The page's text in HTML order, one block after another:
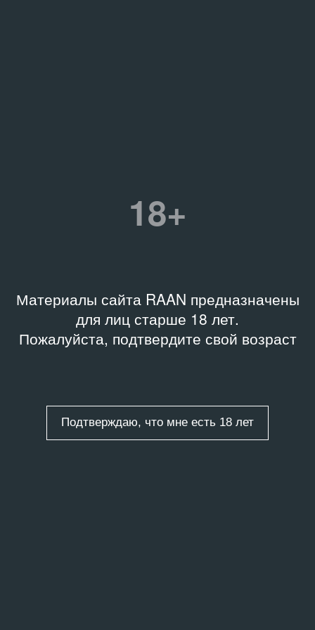
18+
Материалы сайта RAAN предназначены
для лиц старше 18 лет.
Пожалуйста, подтвердите свой возраст
Подтверждаю, что мне есть 18 лет